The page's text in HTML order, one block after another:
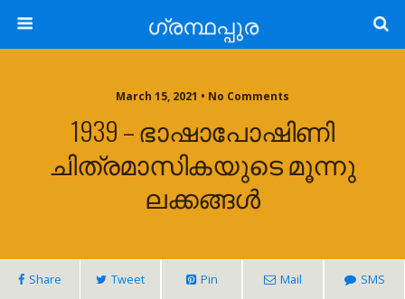
ഗ്രന്ഥപ്പുര
March 15, 2021 • No Comments
1939 – ഭാഷാപോഷിണി
ചിത്രമാസികയുടെ മൂന്നു
ലക്കങ്ങൾ
Share Tweet Pin Mail SMS